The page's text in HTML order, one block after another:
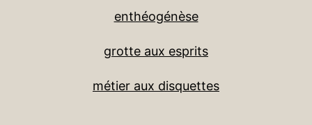
enthéogénèse
grotte aux esprits
métier aux disquettes